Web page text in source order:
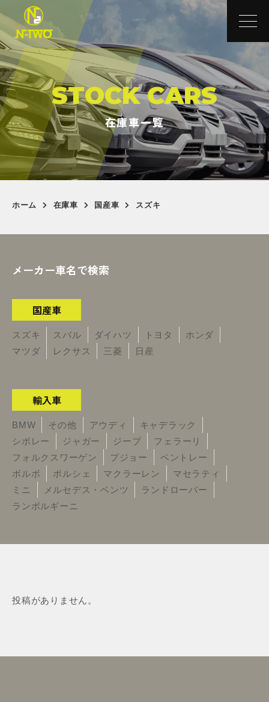
STOCK CARS
在庫車一覧
ホーム 在庫車 国産車 スズキ
メーカー車名で検索
国産車
スズキ スバル ダイハツ トヨタ
ホンダ
マツダ
レクサス 三菱 日産
輸入車
BMW その他 アウディ
キャデラック
シボレー
ジャガー ジープ
フェラーリ
フォルクスワーゲン
プジョー
ベントレー
ボルボ
ポルシェ マクラーレン
マセラティ
ミニ
メルセデス・ベンツ
ランドローバー
ランボルギーニ
投稿がありません。